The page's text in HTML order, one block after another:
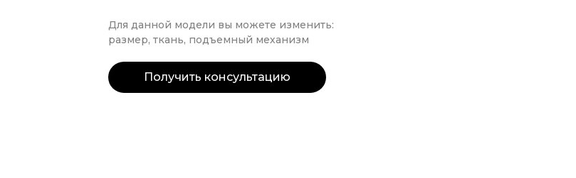
Получить консультацию
Для данной модели вы можете изменить:
размер, ткань, подъемный механизм